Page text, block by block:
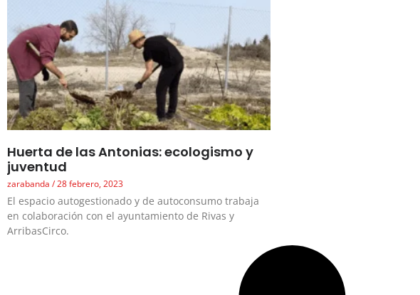
Huerta de las Antonias: ecologismo y
juventud
zarabanda 28 febrero, 2023
El espacio autogestionado y de autoconsumo trabaja
en colaboración con el ayuntamiento de Rivas y
ArribasCirco.